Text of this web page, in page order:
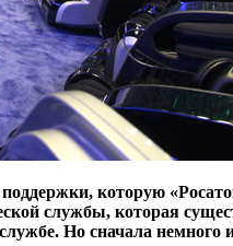
которую
службы, которая
Но сначала немного